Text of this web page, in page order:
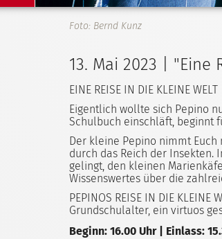
Foto: Bernd Kunz
13. Mai 2023 |
EINE REISE IN DIE KLEINE WELT
Eigentlich wollte sich Pepino
Schulbuch einschläft, beginnt für
Der kleine Pepino nimmt
durch das Reich der Insekten.
gelingt, den kleinen
Wissenswertes über die
PEPINOS REISE IN DIE
Grundschulalter, ein virtuos
Beginn: 16.00 Uhr | Einlass: